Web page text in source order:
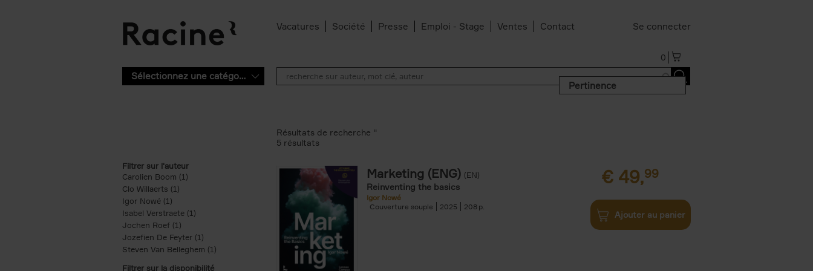
Vacatures Société Presse Emploi - Stage Ventes Contact Se connecter
0
Sélectionnez une catégorie
Pertinence
Filtrer sur l'auteur
Carolien Boom (1)
Clo Willaerts (1)
Igor Nowé (1)
Isabel Verstraete (1) Apply Isabel Verstraete filter
Jochen Roef (1)
Jozefien De Feyter (1) Apply Jozefien De Feyter filter
Steven Van Belleghem (1) Apply Steven Van Belleghem filter
Filtrer sur la disponibilité
Résultats de recherche ''
5 résultats
Marketing (ENG) (EN)
Reinventing the basics
Igor Nowé
Couverture souple
2025 208
€ 49,99
Ajouter au panier